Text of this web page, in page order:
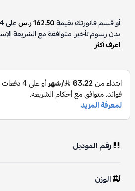
أو قسم فاتورتك بقيمة162.50 ر.س على4
بدون رسوم تأخير، متوافقة مع الشريعة
اعرف أكثر
رقم الموديل
الوزن